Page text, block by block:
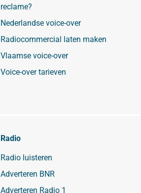
reclame?
Nederlandse voice-over
Radiocommercial laten maken
Vlaamse voice-over
Voice-over tarieven
Radio
Radio luisteren
Adverteren BNR
Adverteren Radio 1